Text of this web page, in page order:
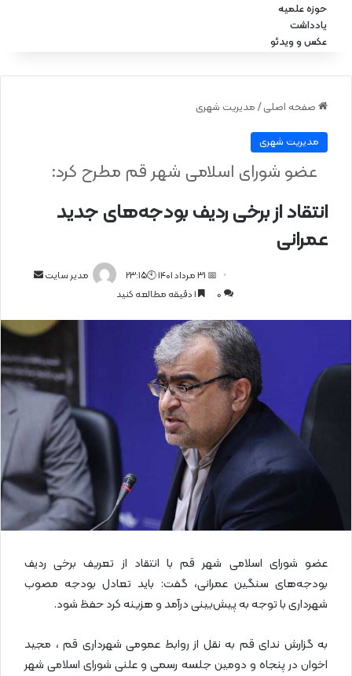
حوزه علمیه
یادداشت
عکس و ویدئو
صفحه اصلی / مدیریت شهری
مدیریت شهری
انتقاد از برخی ردیف بودجه‌های جدید
عمرانی
عضو شورای اسلامی شهر قم مطرح کرد:
مدیر سایت
ا
ل
ا
ی
📅 31 مرداد 1401 🕙23:15
0
عضو شورای اسلامی شهر قم با انتقاد از تعریف برخی ردیف
بودجه‌های سنگین عمرانی، گفت: باید تعادل بودجه مصوب
شهرداری با توجه به پیش‌بینی درآمد و هزینه کرد حفظ شود.
به گزارش ندای قم به نقل از روابط عمومی شهرداری قم ، مجید
اخوان در پنجاه و دومین جلسه رسمی و علنی شورای اسلامی شهر